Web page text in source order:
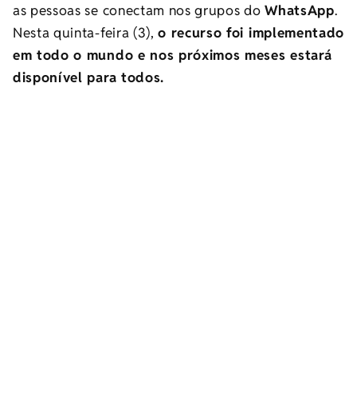
as pessoas se conectam nos grupos doWhatsApp.
Nesta quinta-feira (3),o recurso foi implementado
em todo o mundo e nos próximos meses estará
disponível para todos.